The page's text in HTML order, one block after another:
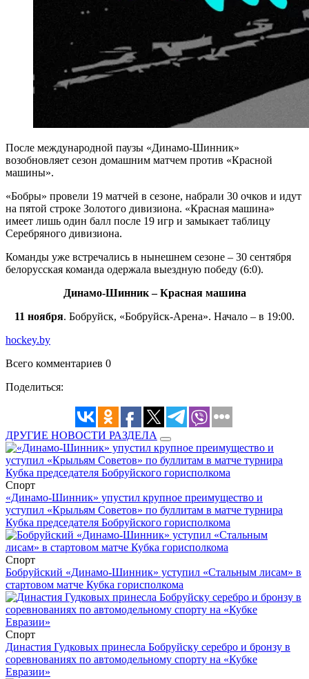
После международной паузы «Динамо-Шинник»
возобновляет сезон домашним матчем против «Красной
машины».
«Бобры» провели 19 матчей в сезоне, набрали 30 очков и идут
на пятой строке Золотого дивизиона. «Красная машина»
имеет лишь один балл после 19 игр и замыкает таблицу
Серебряного дивизиона.
Команды уже встречались в нынешнем сезоне – 30 сентября
белорусская команда одержала выездную победу (6:0).
Динамо-Шинник – Красная машина
11 ноября. Бобруйск, «Бобруйск-Арена». Начало – в 19:00.
hockey.by
Всего комментариев 0
Поделиться:
ДРУГИЕ НОВОСТИ РАЗДЕЛА
Спорт
«Динамо-Шинник» упустил крупное преимущество и
уступил «Крыльям Советов» по буллитам в матче турнира
Кубка председателя Бобруйского горисполкома
Спорт
Бобруйский «Динамо-Шинник» уступил «Стальным лисам» в
стартовом матче Кубка горисполкома
Спорт
Династия Гудковых принесла Бобруйску серебро и бронзу в
соревнованиях по автомодельному спорту на «Кубке
Евразии»